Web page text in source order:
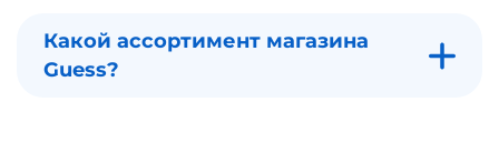
Какой ассортимент магазина
Guess?